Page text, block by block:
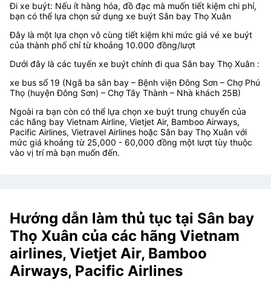
Đi xe buýt: Nếu ít hàng hóa, đồ đạc mà muốn tiết kiệm chi phí,
bạn có thể lựa chọn sử dụng xe buýt Sân bay Thọ Xuân
Đây là một lựa chọn vô cùng tiết kiệm khi mức giá vé xe buýt
của thành phố chỉ từ khoảng 10.000 đồng/lượt
Dưới đây là các tuyến xe buýt chính đi qua Sân bay Thọ Xuân :
xe bus số 19 (Ngã ba sân bay – Bệnh viện Đông Sơn – Chợ Phú
Thọ (huyện Đông Sơn) – Chợ Tây Thành – Nhà khách 25B)
Ngoài ra bạn còn có thể lựa chọn xe buýt trung chuyển của
các hãng bay Vietnam Airline, Vietjet Air, Bamboo Airways,
Pacific Airlines, Vietravel Airlines hoặc Sân bay Thọ Xuân với
mức giá khoảng từ 25,000 - 60,000 đồng một lượt tùy thuộc
vào vị trí mà bạn muốn đến.
Hướng dẫn làm thủ tục tại Sân bay
Thọ Xuân của các hãng Vietnam
airlines, Vietjet Air, Bamboo
Airways, Pacific Airlines